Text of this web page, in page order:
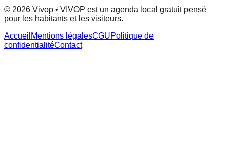
© 2026 Vivop • VIVOP est un agenda local gratuit pensé
pour les habitants et les visiteurs.
Accueil Mentions légalesCGUPolitique de
confidentialitéContact